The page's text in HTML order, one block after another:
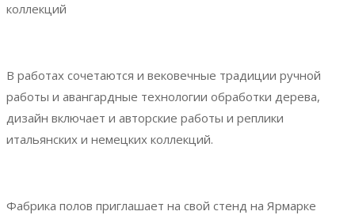
коллекций
В работах сочетаются и вековечные традиции ручной
работы и авангардные технологии обработки дерева,
дизайн включает и авторские работы и реплики
итальянских и немецких коллекций.
Фабрика полов приглашает на свой стенд на Ярмарке